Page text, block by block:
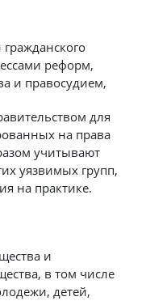
реформ,
и правосудием,
для
на права
учитывают
уязвимых групп,
на практике.
и
в том числе
детей,